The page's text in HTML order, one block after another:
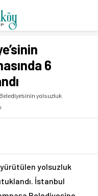
6
yolsuzluk
yolsuzluk
İstanbul